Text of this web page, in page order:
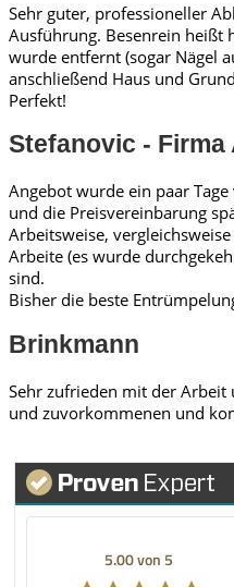
Sehr guter, professioneller
Ausführung. Besenrein heißt
wurde entfernt (sogar Nägel
anschließend Haus und
Perfekt!
Stefanovic - Firma
Angebot wurde ein paar
und die Preisvereinbarung
Arbeitsweise,
Arbeite (es wurde
sind.
Bisher die beste
Brinkmann
Sehr zufrieden mit der
und zuvorkommenen und
5.00 von 5